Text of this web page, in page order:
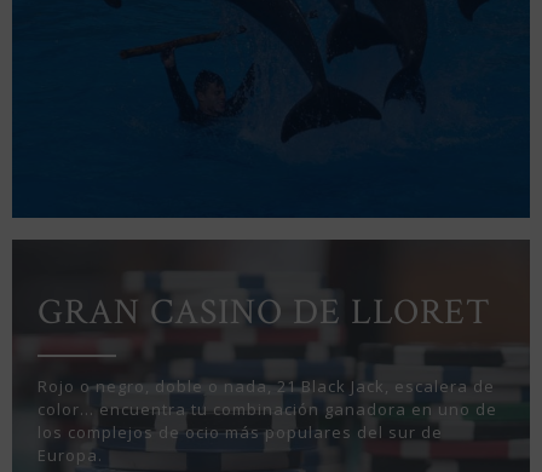
GRAN CASINO DE LLORET
Rojo o negro, doble o nada, 21 Black Jack, escalera de
color… encuentra tu combinación ganadora en uno de
los complejos de ocio más populares del sur de
Europa.